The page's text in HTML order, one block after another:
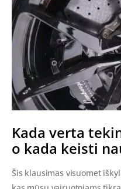
Kada verta
o kada keisti
Šis klausimas visuomet